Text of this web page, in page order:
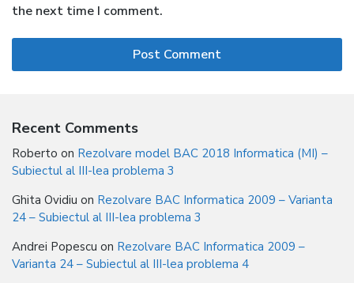
the next time I comment.
Recent Comments
Roberto on Rezolvare model BAC 2018 Informatica (MI) –
Subiectul al III-lea problema 3
Ghita Ovidiu on Rezolvare BAC Informatica 2009 – Varianta
24 – Subiectul al III-lea problema 3
Andrei Popescu on Rezolvare BAC Informatica 2009 –
Varianta 24 – Subiectul al III-lea problema 4